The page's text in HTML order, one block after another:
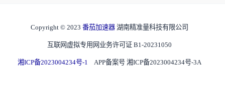
Copyright © 2023 番茄加速器 湖南精准量科技有限公司
互联网虚拟专用网业务许可证 B1-20231050
湘ICP备2023004234号-1 APP备案号 湘ICP备2023004234号-3A